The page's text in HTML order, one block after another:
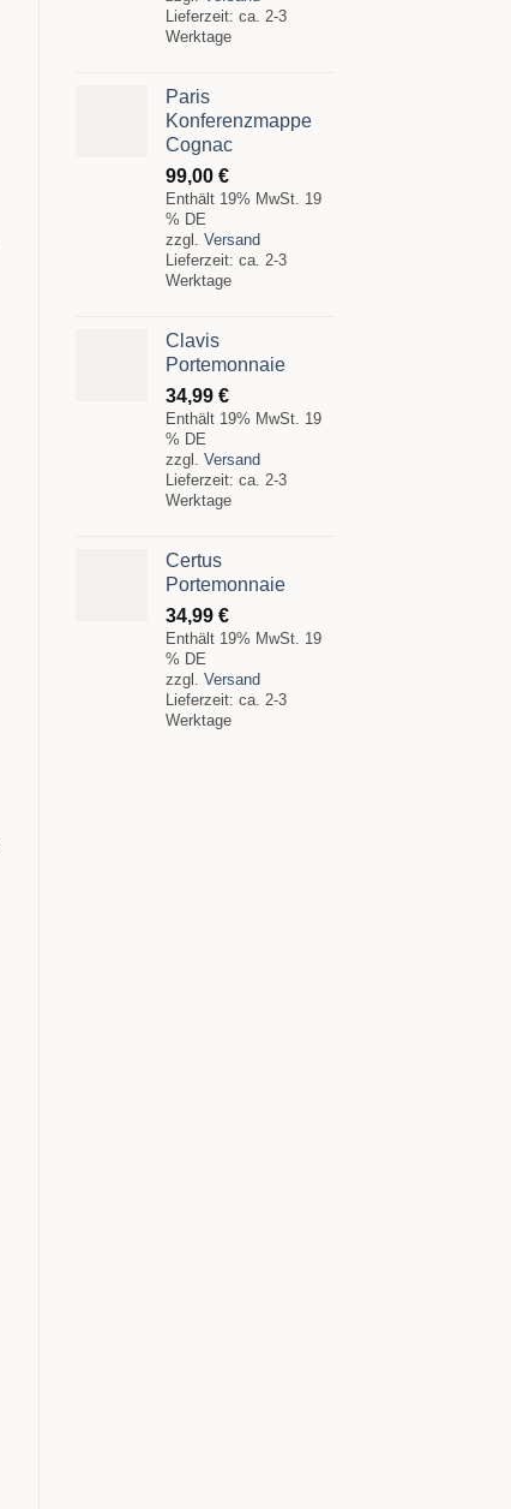
Lieferzeit: ca. 2-3
Werktage
Paris
Konferenzmappe
Cognac
99,00 €
Enthält 19% MwSt. 19
% DE
zzgl. Versand
Lieferzeit: ca. 2-3
Werktage
Clavis
Portemonnaie
34,99 €
Enthält 19% MwSt. 19
% DE
zzgl. Versand
Lieferzeit: ca. 2-3
Werktage
Certus
Portemonnaie
34,99 €
Enthält 19% MwSt. 19
% DE
zzgl. Versand
Lieferzeit: ca. 2-3
Werktage